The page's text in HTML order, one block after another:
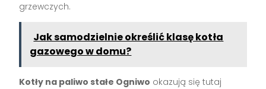
grzewczych.
Jak samodzielnie określić klasę kotła
gazowego w domu?
Kotły na paliwo stałe Ogniwo okazują się tutaj